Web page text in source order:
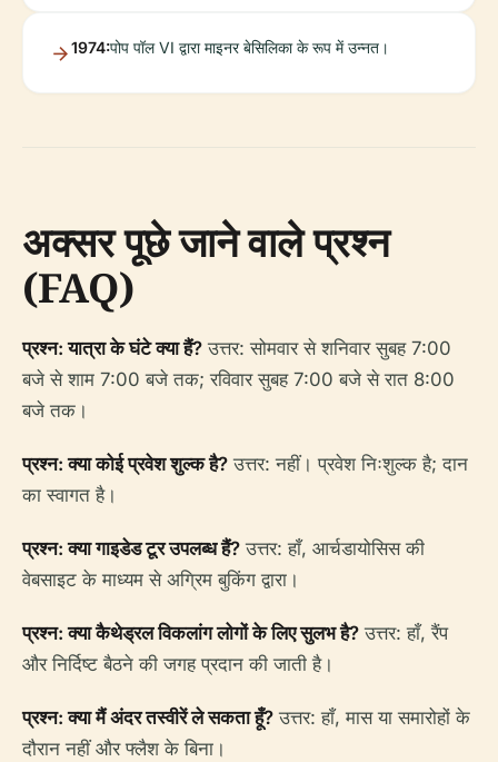
1974:पोप पॉल VI द्वारा माइनर बेसिलिका के रूप में उन्नत।
अक्सर पूछे जाने वाले प्रश्न
(FAQ)
प्रश्न: यात्रा के घंटे क्या हैं? उत्तर: सोमवार से शनिवार सुबह 7:00
बजे से शाम 7:00 बजे तक; रविवार सुबह 7:00 बजे से रात 8:00
बजे तक।
प्रश्न: क्या कोई प्रवेश शुल्क है? उत्तर: नहीं। प्रवेश निःशुल्क है; दान
का स्वागत है।
प्रश्न: क्या गाइडेड टूर उपलब्ध हैं? उत्तर: हाँ, आर्चडायोसिस की
वेबसाइट के माध्यम से अग्रिम बुकिंग द्वारा।
प्रश्न: क्या कैथेड्रल विकलांग लोगों के लिए सुलभ है? उत्तर: हाँ, रैंप
और निर्दिष्ट बैठने की जगह प्रदान की जाती है।
प्रश्न: क्या मैं अंदर तस्वीरें ले सकता हूँ? उत्तर: हाँ, मास या समारोहों के
दौरान नहीं और फ्लैश के बिना।